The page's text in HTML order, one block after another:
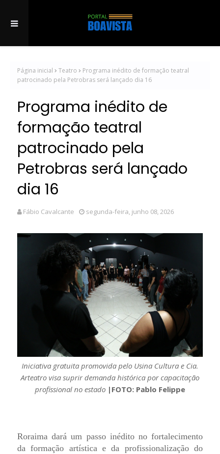
Página inicial Teatro
Programa inédito de formação teatral
patrocinado pela Petrobras será lançado dia 16
Programa inédito de
formação teatral
patrocinado pela
Petrobras será lançado
dia 16
Fábio Cavalcante segunda-feira, junho 08, 2026
Iniciativa gratuita promovida pelo Usina Cultura e Cia.
Arteatro visa suprir demanda histórica por capacitação
profissional no estado |FOTO: Pablo Felippe
Roraima dará um passo inédito no fortalecimento
da formação artística e da profissionalização do